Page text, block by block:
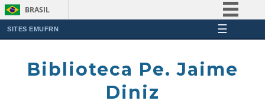
BRASIL
Participe
SITES EMUFRN ☰
Biblioteca Pe. Jaime
Diniz